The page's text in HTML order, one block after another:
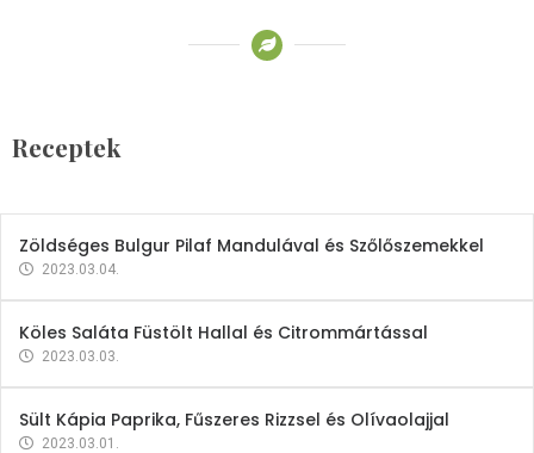
Receptek
2023.03.06.
Zöldséges Bulgur Pilaf Mandulával és Szőlőszemekkel
2023.03.04.
Köles Saláta Füstölt Hallal és Citrommártással
2023.03.03.
Sült Kápia Paprika, Fűszeres Rizzsel és Olívaolajjal
2023.03.01.